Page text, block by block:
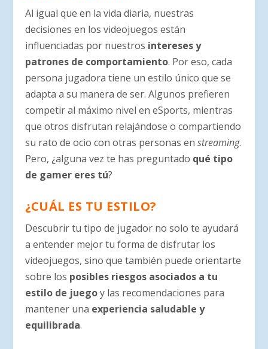
Al igual que en la vida diaria, nuestras
decisiones en los videojuegos están
influenciadas por nuestros intereses y
patrones de comportamiento. Por eso, cada
persona jugadora tiene un estilo único que se
adapta a su manera de ser. Algunos prefieren
competir al máximo nivel en eSports, mientras
que otros disfrutan relajándose o compartiendo
su rato de ocio con otras personas enstreaming.
Pero, ¿alguna vez te has preguntado qué tipo
de gamer eres tú?
¿CUÁL ES TU ESTILO?
Descubrir tu tipo de jugador no solo te ayudará
a entender mejor tu forma de disfrutar los
videojuegos, sino que también puede orientarte
sobre los posibles riesgos asociados a tu
estilo de juegoy las recomendaciones para
mantener una experiencia saludable y
equilibrada.